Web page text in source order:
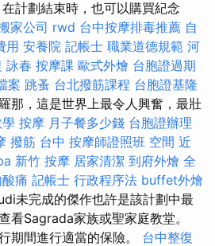
計劃結束時，也可以購買紀念
家公司 rwd 台中按摩排毒推薦 自
用 安養院 記帳士 職業道德規範 河
詠春 按摩課 歐式外燴 台胞證過期
案 跳蚤 台北撥筋課程 台胞證基隆
那，這是世界上最令人興奮，最壯
按摩 月子餐多少錢 台胞證辦理
撥筋 台中 按摩師證照班 空間 近
新竹 按摩 居家清潔 到府外燴 全
痛 記帳士 行政程序法 buffet外燴
未完成的傑作也許是該計劃中最
看Sagrada家族或聖家庭教堂。
期間進行適當的保險。 台中整復